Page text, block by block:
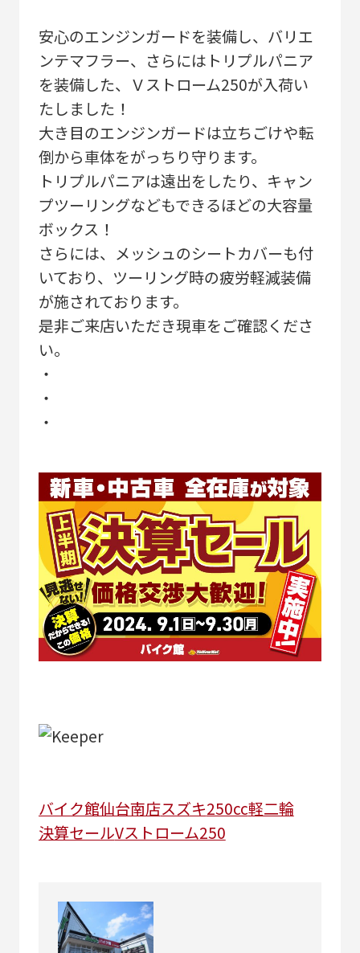
安心のエンジンガードを装備し、バリエ
ンテマフラー、さらにはトリプルパニア
を装備した、Ｖストローム250が入荷い
たしました！
大き目のエンジンガードは立ちごけや転
倒から車体をがっちり守ります。
トリプルパニアは遠出をしたり、キャン
プツーリングなどもできるほどの大容量
ボックス！
さらには、メッシュのシートカバーも付
いており、ツーリング時の疲労軽減装備
が施されております。
是非ご来店いただき現車をご確認くださ
い。
・
・
・
バイク館仙台南店スズキ250cc軽二輪
決算セールVストローム250